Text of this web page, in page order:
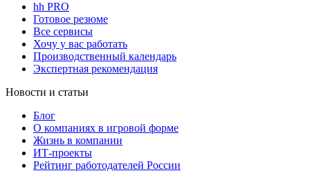
hh PRO
Готовое резюме
Все сервисы
Хочу у вас работать
Производственный календарь
Экспертная рекомендация
Новости и статьи
Блог
О компаниях в игровой форме
Жизнь в компании
ИТ-проекты
Рейтинг работодателей России